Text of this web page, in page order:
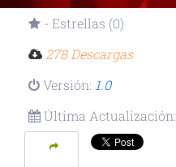
- Estrellas (0)
278 Descargas
Versión: 1.0
Última Actualización: